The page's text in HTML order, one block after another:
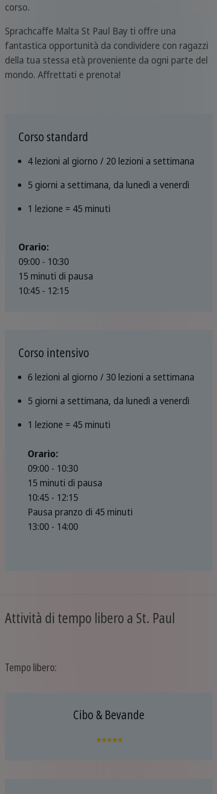
corso.
Sprachcaffe Malta St Paul Bay ti offre una
fantastica opportunità da condividere con ragazzi
della tua stessa età proveniente da ogni parte del
mondo. Affrettati e prenota!
Corso standard
4 lezioni al giorno / 20 lezioni a settimana
5 giorni a settimana, da lunedì a venerdì
1 lezione = 45 minuti
Orario:
09:00 - 10:30
15 minuti di pausa
10:45 - 12:15
Corso intensivo
6 lezioni al giorno / 30 lezioni a settimana
5 giorni a settimana, da lunedì a venerdì
1 lezione = 45 minuti
Orario:
09:00 - 10:30
15 minuti di pausa
10:45 - 12:15
Pausa pranzo di 45 minuti
13:00 - 14:00
Attività di tempo libero a St. Paul
Tempo libero:
Cibo & Bevande
★★★★★